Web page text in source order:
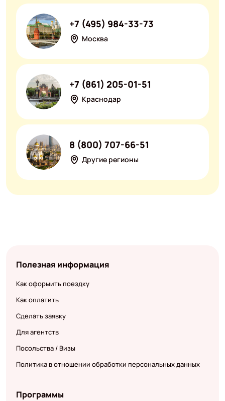
Москва
+7 (495) 984-33-73
Краснодар
+7 (861) 205-01-51
Другие регионы
8 (800) 707-66-51
Полезная информация
Как оформить поездку
Как оплатить
Сделать заявку
Для агентств
Посольства / Визы
Политика в отношении обработки персональных данных
Программы